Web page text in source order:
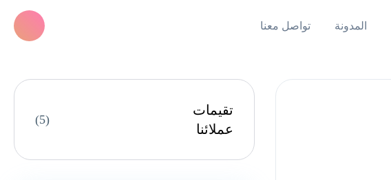
المدونة تواصل معنا
تقيمات
عملائنا
(5)